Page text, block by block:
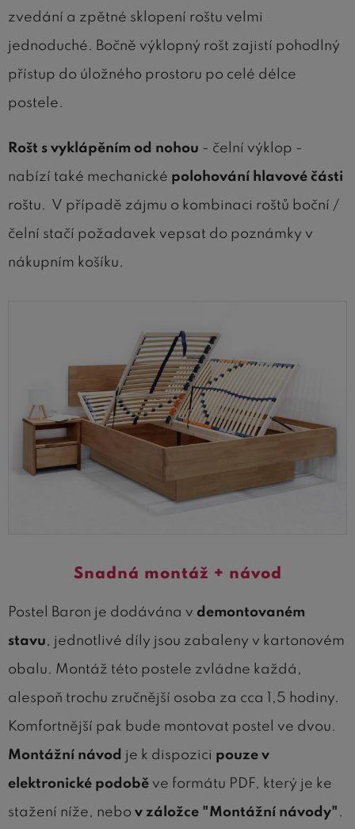
zvedání a zpětné sklopení roštu velmi
jednoduché. Bočně výklopný rošt zajistí pohodlný
přístup do úložného prostoru po celé délce
postele.
Rošt s vyklápěním od nohou - čelní výklop -
nabízí také mechanické polohování hlavové části
roštu. V případě zájmu o kombinaci roštů boční /
čelní stačí požadavek vepsat do poznámky v
nákupním košíku.
Snadná montáž + návod
Postel Baron je dodávána v demontovaném
stavu, jednotlivé díly jsou zabaleny v kartonovém
obalu. Montáž této postele zvládne každá,
alespoň trochu zručnější osoba za cca 1,5 hodiny.
Komfortnější pak bude montovat postel ve dvou.
Montážní návod je k dispozici pouze v
elektronické podobě ve formátu PDF, který je ke
stažení níže, nebo v záložce "Montážní návody" .